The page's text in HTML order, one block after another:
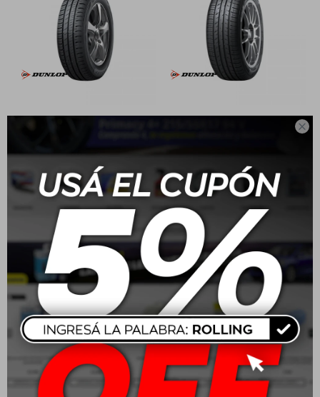

USD 86,00 125,00
205/55 R16 91V Dunlop
Spfm800
165/70 R13 79T Dunlop R1
BR